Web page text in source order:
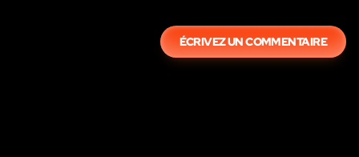
ÉCRIVEZ UN COMMENTAIRE